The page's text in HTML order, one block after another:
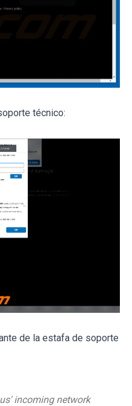
técnico:
de la estafa de soporte
incoming network